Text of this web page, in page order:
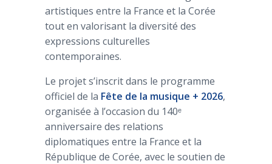
artistiques entre la France et la Corée
tout en valorisant la diversité des
expressions culturelles
contemporaines.
Le projet s’inscrit dans le programme
officiel de la Fête de la musique + 2026,
organisée à l’occasion du 140ᵉ
anniversaire des relations
diplomatiques entre la France et la
République de Corée, avec le soutien de